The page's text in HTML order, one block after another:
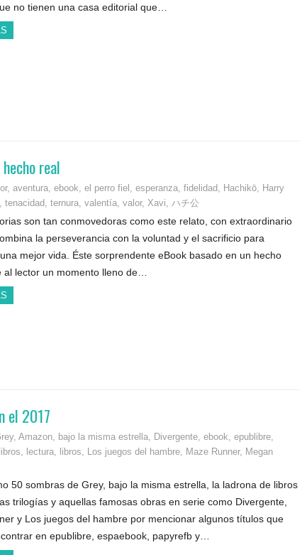
no tienen una casa editorial que…
real
, aventura ebook el perro fiel esperanza fidelidad Hachikō
Harry
tenacidad ternura valentía valor, Xavi ハチ公
son tan conmovedoras como este relato, con extraordinario
la perseverancia con la voluntad y el sacrificio para
mejor vida. Éste sorprendente eBook basado en un hecho
al lector un momento lleno de…
el 2017
, Amazon bajo la misma estrella Divergente ebook epublibre
lectura libros Los juegos del hambre Maze Runner, Megan
50 sombras de Grey, bajo la misma estrella, la ladrona de libros
trilogías y aquellas famosas obras en serie como Divergente,
y Los juegos del hambre por mencionar algunos títulos que
en epublibre, espaebook, papyrefb y…